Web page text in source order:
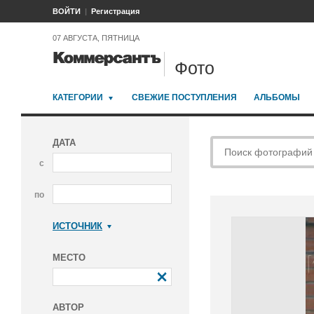
ВОЙТИ Регистрация
07 АВГУСТА, ПЯТНИЦА
Фото
КАТЕГОРИИ СВЕЖИЕ ПОСТУПЛЕНИЯ АЛЬБОМЫ
ДАТА
с
по
ИСТОЧНИК
МЕСТО
АВТОР